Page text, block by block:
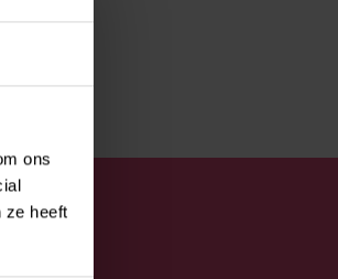
ons
ze heeft